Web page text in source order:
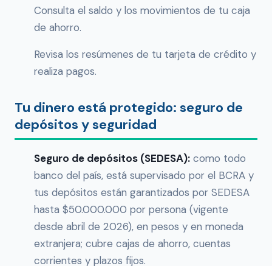
Consulta el saldo y los movimientos de tu caja
de ahorro.
Revisa los resúmenes de tu tarjeta de crédito y
realiza pagos.
Tu dinero está protegido: seguro de
depósitos y seguridad
Seguro de depósitos (SEDESA): como todo
banco del país, está supervisado por el BCRA y
tus depósitos están garantizados por SEDESA
hasta $50.000.000 por persona (vigente
desde abril de 2026), en pesos y en moneda
extranjera; cubre cajas de ahorro, cuentas
corrientes y plazos fijos.